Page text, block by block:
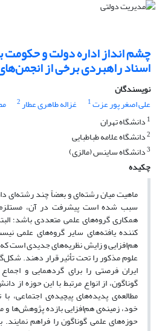
چشم انداز اداره دولت و
اسناد راهبردی برخی از
نویسندگان
علی اصغر پور عزت1 غزاله طاهری عطار2
1 دانشگاه تهران
2دانشگاه علامه طباطبایی
3دانشگاه ساینس (مالزی)
چکیده
ماهیت میان رشته‌ای و بعضاً چند رشته‌ای
همکاری گروه‌های علمی متعددی باشد؛
کننده یافته‌های سایر گروه‌های علمی
هم‌افزایی و زایش نظریه‌های جدیدی است که
علوم مذکور را تحت تأثیر قرار دهند.
ایران فرصتی را برای گردهمایی و
گوناگون، از انواع مرتبط با این حوزه از
مطالعه‌ی پدیده‌های پیچیده‌ی اجتماعی،
خود، زمینه‌ی هم‌افزایی بازده پژوهش‌ها و
حوزه‌های علمی گوناگون را فراهم